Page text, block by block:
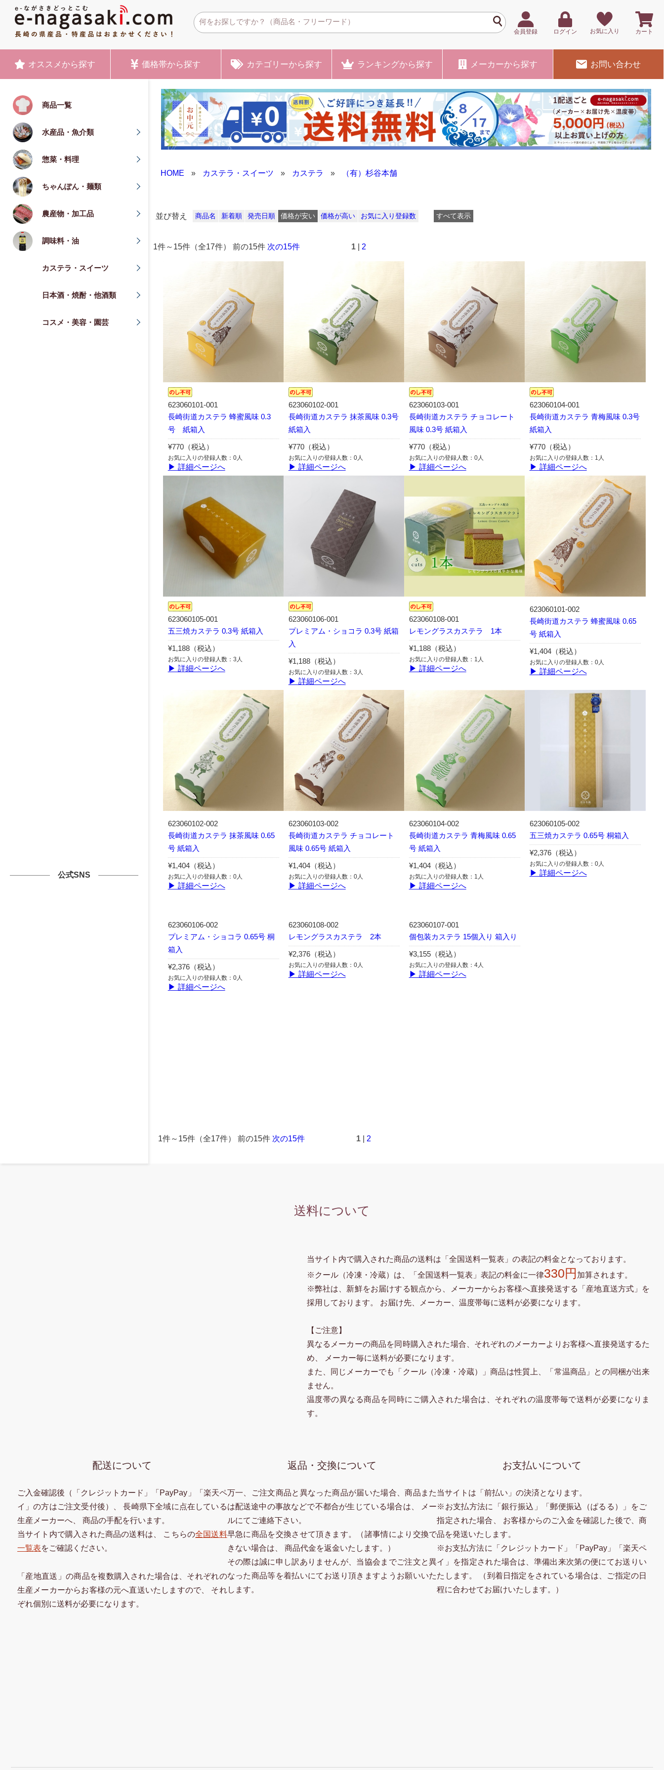
会員登録 ログイン お気に入り カート
オススメ から探す 価格帯から探す カテゴリーから探す ランキングから探す メーカーから探す お問い合わせ
商品一覧
水産品・魚介類
惣菜・料理
ちゃんぽん・麺類
農産物・加工品
調味料・油
カステラ・スイーツ
日本酒・焼酎・他酒類
コスメ・美容・園芸
公式SNS
HOME » カステラ・スイーツ » カステラ » （有）杉谷本舗
並び替え 商品名 新着順 発売日順 価格が安い 価格が高い お気に入り登録数 すべて表示
1件～15件（全17件） 前の15件 次の15件 1 2
623060101-001
長崎街道カステラ 蜂蜜風味 0.3
号 紙箱入
¥770（税込）
お気に入りの登録人数：0人
▶ 詳細ページへ
623060102-001
長崎街道カステラ 抹茶風味 0.3号
紙箱入
¥770（税込）
お気に入りの登録人数：0人
▶ 詳細ページへ
623060103-001
長崎街道カステラ チョコレート
風味 0.3号 紙箱入
¥770（税込）
お気に入りの登録人数：0人
▶ 詳細ページへ
623060104-001
長崎街道カステラ 青梅風味 0.3号
紙箱入
¥770（税込）
お気に入りの登録人数：1人
▶ 詳細ページへ
623060105-001
五三焼カステラ 0.3号 紙箱入
¥1,188（税込）
お気に入りの登録人数：3人
▶ 詳細ページへ
623060106-001
プレミアム・ショコラ 0.3号 紙箱
入
¥1,188（税込）
お気に入りの登録人数：3人
▶ 詳細ページへ
623060108-001
レモングラスカステラ 1本
¥1,188（税込）
お気に入りの登録人数：1人
▶ 詳細ページへ
623060101-002
長崎街道カステラ 蜂蜜風味 0.65
号 紙箱入
¥1,404（税込）
お気に入りの登録人数：0人
▶ 詳細ページへ
623060102-002
長崎街道カステラ 抹茶風味 0.65
号 紙箱入
¥1,404（税込）
お気に入りの登録人数：0人
▶ 詳細ページへ
623060103-002
長崎街道カステラ チョコレート
風味 0.65号 紙箱入
¥1,404（税込）
お気に入りの登録人数：0人
▶ 詳細ページへ
623060104-002
長崎街道カステラ 青梅風味 0.65
号 紙箱入
¥1,404（税込）
お気に入りの登録人数：1人
▶ 詳細ページへ
623060105-002
五三焼カステラ 0.65号 桐箱入
¥2,376（税込）
お気に入りの登録人数：0人
▶ 詳細ページへ
623060106-002
プレミアム・ショコラ 0.65号 桐
箱入
¥2,376（税込）
お気に入りの登録人数：0人
▶ 詳細ページへ
623060108-002
レモングラスカステラ 2本
¥2,376（税込）
お気に入りの登録人数：0人
▶ 詳細ページへ
623060107-001
個包装カステラ 15個入り 箱入り
¥3,155（税込）
お気に入りの登録人数：4人
▶ 詳細ページへ
1件～15件（全17件） 前の15件 次の15件 1 2
送料について
当サイト内で購入された商品の送料は「全国送料一覧表」の表記の料金となっております。
※クール（冷凍・冷蔵）は、「全国送料一覧表」表記の料金に一律330円 加算されます。
※弊社は、新鮮をお届けする観点から、メーカーからお客様へ直接発送する「産地直送方式」を
採用しております。 お届け先、メーカー、温度帯毎に送料が必要になります。
【ご注意】
異なるメーカーの商品を同時購入された場合、それぞれのメーカーよりお客様へ直接発送するた
め、 メーカー毎に送料が必要になります。
また、同じメーカーでも「クール（冷凍・冷蔵）」商品は性質上、「常温商品」との同梱が出来
ません。
温度帯の異なる商品を同時にご購入された場合は、それぞれの温度帯毎で送料が必要になりま
す。
配送について
ご入金確認後（「クレジットカード」「PayPay」「楽天ペ
イ」の方はご注文受付後）、 長崎県下全域に点在している
生産メーカーへ、 商品の手配を行います。
当サイト内で購入された商品の送料は、 こちらの全国送料
一覧表をご確認ください。
「産地直送」の商品を複数購入された場合は、それぞれの
生産メーカーからお客様の元へ直送いたしますので、 それ
ぞれ個別に送料が必要になります。
返品・交換について
万一、ご注文商品と異なった商品が届いた場合、商品また
は配送途中の事故などで不都合が生じている場合は、 メー
ルにてご連絡下さい。
早急に商品を交換させて頂きます。（諸事情により交換で
きない場合は、 商品代金を返金いたします。）
その際は誠に申し訳ありませんが、当協会までご注文と異
なった商品等を着払いにてお送り頂きますようお願いいた
します。
お支払いについて
当サイトは「前払い」の決済となります。
※お支払方法に「銀行振込」「郵便振込（ぱるる）」をご
指定された場合、 お客様からのご入金を確認した後で、商
品を発送いたします。
※お支払方法に「クレジットカード」「PayPay」「楽天ペ
イ」を指定された場合は、準備出来次第の便にてお送りい
たします。 （到着日指定をされている場合は、ご指定の日
程に合わせてお届けいたします。）